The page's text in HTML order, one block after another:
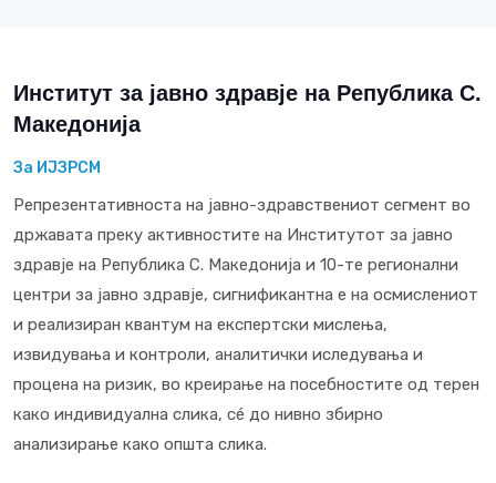
Институт за јавно здравје на Република С.
Македонија
За ИЈЗРСМ
Репрезентативноста на јавно-здравствениот сегмент во
државата преку активностите на Институтот за јавно
здравје на Република С. Македонија и 10-те регионални
центри за јавно здравје, сигнификантна е на осмислениот
и реализиран квантум на експертски мислења,
извидувања и контроли, аналитички иследувања и
процена на ризик, во креирање на посебностите од терен
како индивидуална слика, сé до нивно збирно
анализирање како општа слика.